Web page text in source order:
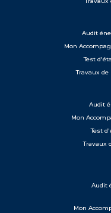
Audit
Mon
Test
Travaux
Audit
Mon
Test
Travaux
Audit
Mon